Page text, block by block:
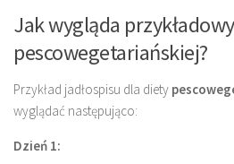
Jak wygląda
pescowegetariańskiej?
Przykład jadłospisu dla diety
wyglądać następująco:
Dzień 1: